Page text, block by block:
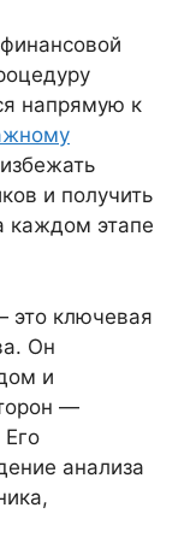
напрямую к
и получить
каждом этапе
ключевая
Он
и
—
анализа